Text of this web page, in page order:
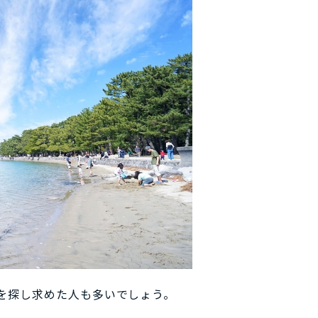
し求めた人も多いでしょう。